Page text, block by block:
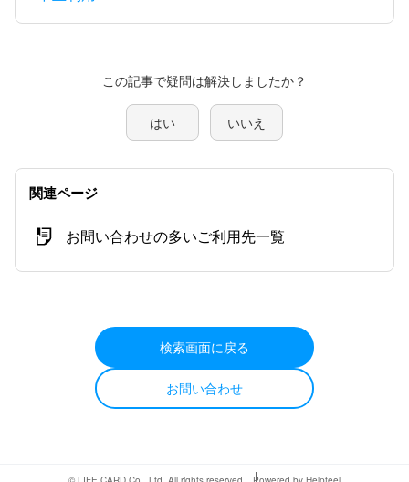
この記事で疑問は解決しましたか？
はい いいえ
関連ページ
お問い合わせの多いご利用先一覧
検索画面に戻る
お問い合わせ